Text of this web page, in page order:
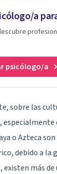
a
psicólogo/a
sobre las
o Azteca
debido a la
más de